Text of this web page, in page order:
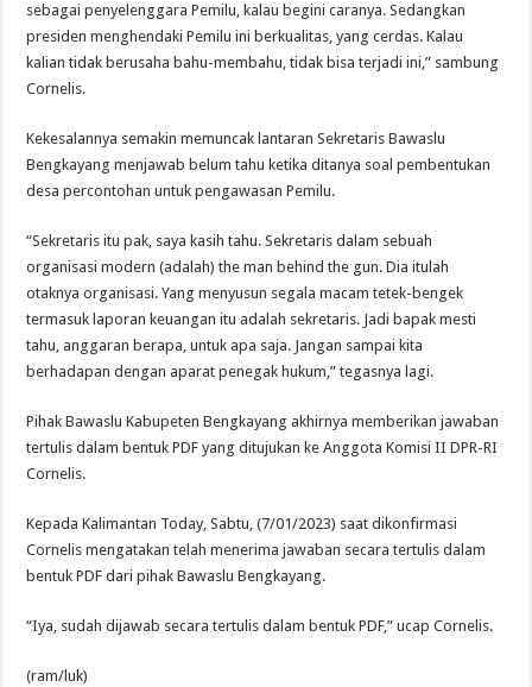
sebagai penyelenggara Pemilu, kalau begini caranya. Sedangkan
presiden menghendaki Pemilu ini berkualitas, yang cerdas. Kalau
kalian tidak berusaha bahu-membahu, tidak bisa terjadi ini,” sambung
Cornelis.
Kekesalannya semakin memuncak lantaran Sekretaris Bawaslu
Bengkayang menjawab belum tahu ketika ditanya soal pembentukan
desa percontohan untuk pengawasan Pemilu.
“Sekretaris itu pak, saya kasih tahu. Sekretaris dalam sebuah
organisasi modern (adalah) the man behind the gun. Dia itulah
otaknya organisasi. Yang menyusun segala macam tetek-bengek
termasuk laporan keuangan itu adalah sekretaris. Jadi bapak mesti
tahu, anggaran berapa, untuk apa saja. Jangan sampai kita
berhadapan dengan aparat penegak hukum,” tegasnya lagi.
Pihak Bawaslu Kabupeten Bengkayang akhirnya memberikan jawaban
tertulis dalam bentuk PDF yang ditujukan ke Anggota Komisi II DPR-RI
Cornelis.
Kepada Kalimantan Today, Sabtu, (7/01/2023) saat dikonfirmasi
Cornelis mengatakan telah menerima jawaban secara tertulis dalam
bentuk PDF dari pihak Bawaslu Bengkayang.
“Iya, sudah dijawab secara tertulis dalam bentuk PDF,” ucap Cornelis.
(ram/luk)